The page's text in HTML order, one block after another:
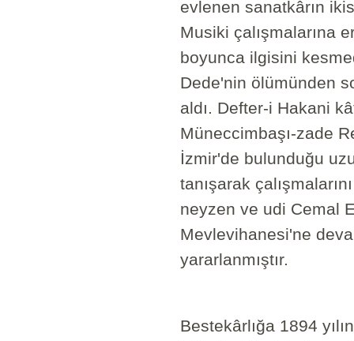
evlenen sanatkârın
Musiki çalışmalarına
boyunca ilgisini
Dede'nin ölümünden
aldı. Defter-i Hakani
Müneccimbaşı-zade
İzmir'de bulunduğu
tanışarak
neyzen ve udi Cemal
Mevlevihanesi'ne
yararlanmıştır.
Bestekârlığa 1894